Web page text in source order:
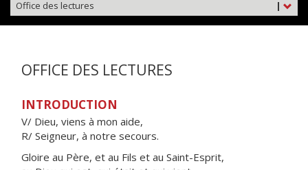
|
Office des lectures
OFFICE DES LECTURES
INTRODUCTION
V/ Dieu, viens à mon aide,
R/ Seigneur, à notre secours.
Gloire au Père, et au Fils et au Saint-Esprit,